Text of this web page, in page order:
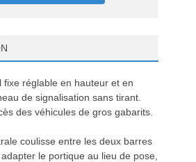
fixe réglable en hauteur et en
de signalisation sans tirant.
des véhicules de gros gabarits.
coulisse entre les deux barres
le portique au lieu de pose,